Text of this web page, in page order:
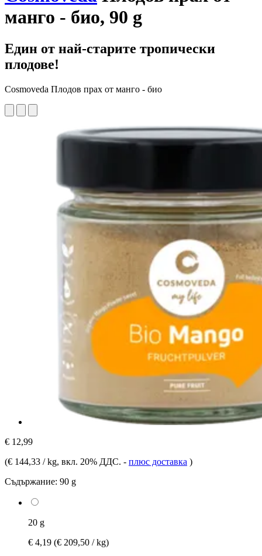
манго - био, 90 g
Един от най-старите тропически
плодове!
Cosmoveda Плодов прах от манго - био
€ 12,99
(€ 144,33 / kg, вкл. 20% ДДС. - плюс доставка )
Съдържание: 90 g
20 g
€ 4,19 (€ 209,50 / kg)